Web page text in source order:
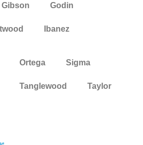
Gibson Godin
Ibanez
Ortega Sigma
Tanglewood Taylor